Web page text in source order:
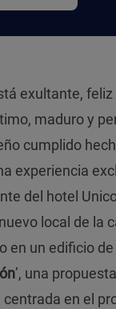
exultante,
maduro y
cumplido
experiencia
del hotel
local de la
en un edificio
’, una
en el